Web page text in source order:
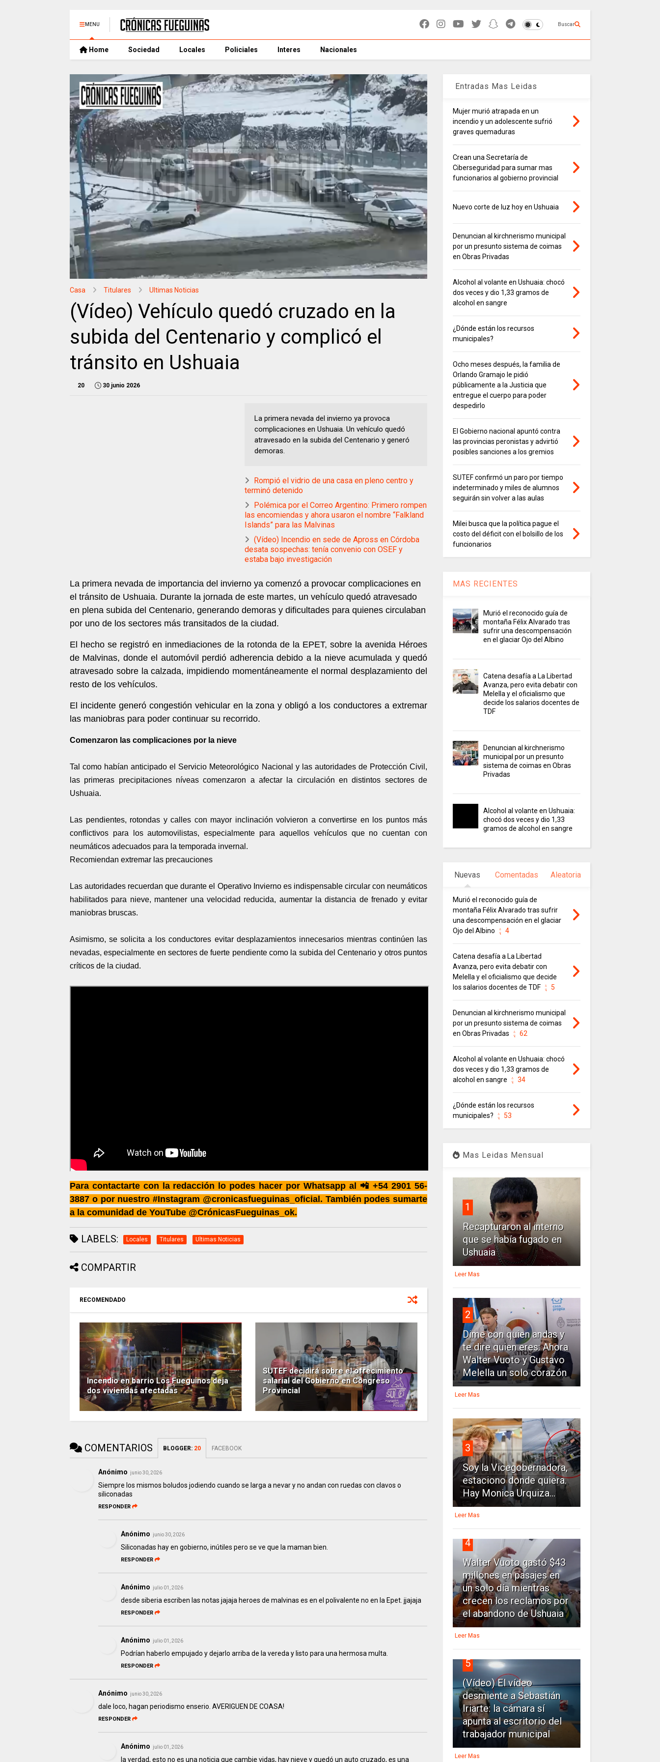
MENU Buscar
Home Sociedad Locales Policiales Interes Nacionales
Casa Titulares Ultimas Noticias
(Vídeo) Vehículo quedó cruzado en la
subida del Centenario y complicó el
tránsito en Ushuaia
20 30 junio 2026
La primera nevada del invierno ya provoca
complicaciones en Ushuaia. Un vehículo quedó
atravesado en la subida del Centenario y generó
demoras.
Rompió el vidrio de una casa en pleno centro y
terminó detenido
Polémica por el Correo Argentino: Primero rompen
las encomiendas y ahora usaron el nombre “Falkland
Islands” para las Malvinas
(Vídeo) Incendio en sede de Apross en Córdoba
desata sospechas: tenía convenio con OSEF y
estaba bajo investigación
La primera nevada de importancia del invierno ya comenzó a provocar complicaciones en
el tránsito de Ushuaia. Durante la jornada de este martes, un vehículo quedó atravesado
en plena subida del Centenario, generando demoras y dificultades para quienes circulaban
por uno de los sectores más transitados de la ciudad.
El hecho se registró en inmediaciones de la rotonda de la EPET, sobre la avenida Héroes
de Malvinas, donde el automóvil perdió adherencia debido a la nieve acumulada y quedó
atravesado sobre la calzada, impidiendo momentáneamente el normal desplazamiento del
resto de los vehículos.
El incidente generó congestión vehicular en la zona y obligó a los conductores a extremar
las maniobras para poder continuar su recorrido.
Comenzaron las complicaciones por la nieve
Tal como habían anticipado el Servicio Meteorológico Nacional y las autoridades de Protección Civil,
las primeras precipitaciones níveas comenzaron a afectar la circulación en distintos sectores de
Ushuaia.
Las pendientes, rotondas y calles con mayor inclinación volvieron a convertirse en los puntos más
conflictivos para los automovilistas, especialmente para aquellos vehículos que no cuentan con
neumáticos adecuados para la temporada invernal.
Recomiendan extremar las precauciones
Las autoridades recuerdan que durante el Operativo Invierno es indispensable circular con neumáticos
habilitados para nieve, mantener una velocidad reducida, aumentar la distancia de frenado y evitar
maniobras bruscas.
Asimismo, se solicita a los conductores evitar desplazamientos innecesarios mientras continúen las
nevadas, especialmente en sectores de fuerte pendiente como la subida del Centenario y otros puntos
críticos de la ciudad.
Para contactarte con la redacción lo podes hacer por Whatsapp al 📲 +54 2901 56-
3887 o por nuestro #Instagram @cronicasfueguinas_oficial. También podes sumarte
a la comunidad de YouTube @CrónicasFueguinas_ok.
LABELS: Locales Titulares Ultimas Noticias
COMPARTIR
RECOMENDADO
Incendio en barrio Los Fueguinos deja
dos viviendas afectadas
SUTEF decidirá sobre el ofrecimiento
salarial del Gobierno en Congreso
Provincial
COMENTARIOS BLOGGER: 20 FACEBOOK
Anónimo junio 30, 2026
Siempre los mismos boludos jodiendo cuando se larga a nevar y no andan con ruedas con clavos o
siliconadas
RESPONDER
Anónimo junio 30, 2026
Siliconadas hay en gobierno, inútiles pero se ve que la maman bien.
RESPONDER
Anónimo julio 01, 2026
desde siberia escriben las notas jajaja heroes de malvinas es en el polivalente no en la Epet. jjajaja
RESPONDER
Anónimo julio 01, 2026
Podrían haberlo empujado y dejarlo arriba de la vereda y listo para una hermosa multa.
RESPONDER
Anónimo junio 30, 2026
dale loco, hagan periodismo enserio. AVERIGUEN DE COASA!
RESPONDER
Anónimo julio 01, 2026
la verdad, esto no es una noticia que cambie vidas, hay nieve y quedó un auto cruzado, es una
Entradas Mas Leidas
Mujer murió atrapada en un
incendio y un adolescente sufrió
graves quemaduras
Crean una Secretaría de
Ciberseguridad para sumar mas
funcionarios al gobierno provincial
Nuevo corte de luz hoy en Ushuaia
Denuncian al kirchnerismo municipal
por un presunto sistema de coimas
en Obras Privadas
Alcohol al volante en Ushuaia: chocó
dos veces y dio 1,33 gramos de
alcohol en sangre
¿Dónde están los recursos
municipales?
Ocho meses después, la familia de
Orlando Gramajo le pidió
públicamente a la Justicia que
entregue el cuerpo para poder
despedirlo
El Gobierno nacional apuntó contra
las provincias peronistas y advirtió
posibles sanciones a los gremios
SUTEF confirmó un paro por tiempo
indeterminado y miles de alumnos
seguirán sin volver a las aulas
Milei busca que la política pague el
costo del déficit con el bolsillo de los
funcionarios
MAS RECIENTES
Murió el reconocido guía de
montaña Félix Alvarado tras
sufrir una descompensación
en el glaciar Ojo del Albino
Catena desafía a La Libertad
Avanza, pero evita debatir con
Melella y el oficialismo que
decide los salarios docentes de
TDF
Denuncian al kirchnerismo
municipal por un presunto
sistema de coimas en Obras
Privadas
Alcohol al volante en Ushuaia:
chocó dos veces y dio 1,33
gramos de alcohol en sangre
Nuevas Comentadas Aleatoria
Murió el reconocido guía de
montaña Félix Alvarado tras sufrir
una descompensación en el glaciar
Ojo del Albino
4
Catena desafía a La Libertad
Avanza, pero evita debatir con
Melella y el oficialismo que decide
los salarios docentes de TDF
5
Denuncian al kirchnerismo municipal
por un presunto sistema de coimas
en Obras Privadas
62
Alcohol al volante en Ushuaia: chocó
dos veces y dio 1,33 gramos de
alcohol en sangre
34
¿Dónde están los recursos
municipales?
53
Mas Leidas Mensual
1
Recapturaron al interno
que se había fugado en
Ushuaia
Leer Mas
2
Dime con quien andas y
te dire quien eres: Ahora
Walter Vuoto y Gustavo
Melella un solo corazón
Leer Mas
3
Soy la Vicegobernadora,
estaciono donde quiera.
Hay Monica Urquiza...
Leer Mas
4
Walter Vuoto gastó $43
millones en pasajes en
un solo día mientras
crecen los reclamos por
el abandono de Ushuaia
Leer Mas
5
(Vídeo) El vídeo
desmiente a Sebastián
Iriarte: la cámara sí
apunta al escritorio del
trabajador municipal
Leer Mas